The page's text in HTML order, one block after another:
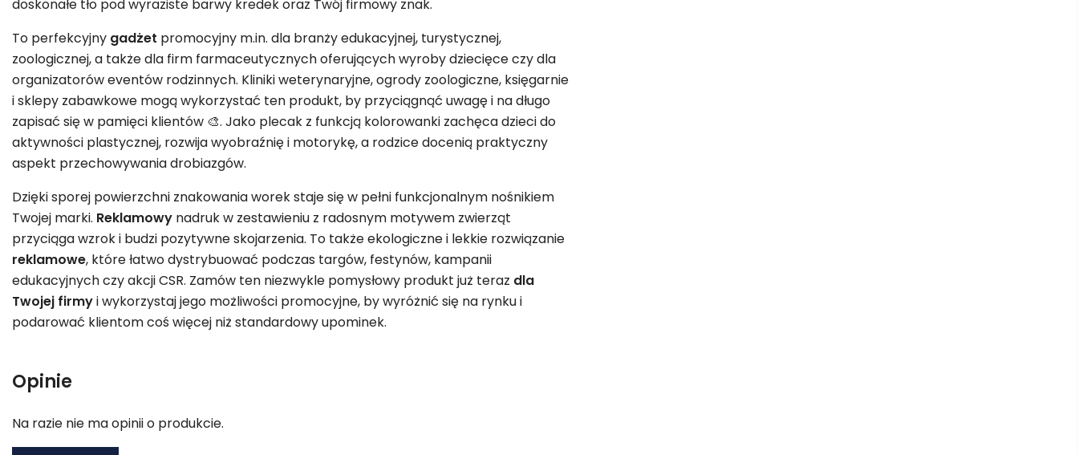
doskonałe tło pod wyraziste barwy kredek oraz Twój firmowy znak.
To perfekcyjny gadżet promocyjny m.in. dla branży edukacyjnej, turystycznej,
zoologicznej, a także dla firm farmaceutycznych oferujących wyroby dziecięce czy dla
organizatorów eventów rodzinnych. Kliniki weterynaryjne, ogrody zoologiczne, księgarnie
i sklepy zabawkowe mogą wykorzystać ten produkt, by przyciągnąć uwagę i na długo
zapisać się w pamięci klientów 🎨. Jako plecak z funkcją kolorowanki zachęca dzieci do
aktywności plastycznej, rozwija wyobraźnię i motorykę, a rodzice docenią praktyczny
aspekt przechowywania drobiazgów.
Dzięki sporej powierzchni znakowania worek staje się w pełni funkcjonalnym nośnikiem
Twojej marki. Reklamowy nadruk w zestawieniu z radosnym motywem zwierząt
przyciąga wzrok i budzi pozytywne skojarzenia. To także ekologiczne i lekkie rozwiązanie
reklamowe, które łatwo dystrybuować podczas targów, festynów, kampanii
edukacyjnych czy akcji CSR. Zamów ten niezwykle pomysłowy produkt już teraz dla
Twojej firmyi wykorzystaj jego możliwości promocyjne, by wyróżnić się na rynku i
podarować klientom coś więcej niż standardowy upominek.
Opinie
Na razie nie ma opinii o produkcie.